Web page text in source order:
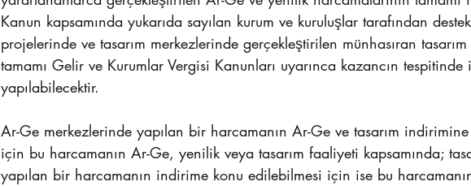
Kanun kapsamında yukarıda sayılan kurum ve kuruluşlar tarafından
projelerinde ve tasarım merkezlerinde gerçekleştirilen münhasıran tasarım
tamamı Gelir ve Kurumlar Vergisi Kanunları uyarınca kazancın
yapılabilecektir.
Ar-Ge merkezlerinde yapılan bir harcamanın Ar-Ge ve tasarım
için bu harcamanın Ar-Ge, yenilik veya tasarım faaliyeti kapsamında;
yapılan bir harcamanın indirime konu edilebilmesi için ise bu